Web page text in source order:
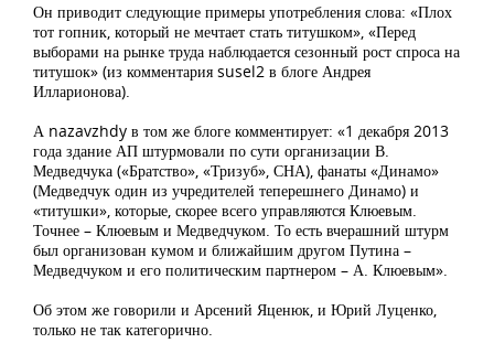
Он приводит следующие примеры употребления слова: «Плох
тот гопник, который не мечтает стать титушком», «Перед
выборами на рынке труда наблюдается сезонный рост спроса на
титушок» (из комментария susel2 в блоге Андрея
Илларионова).
А nazavzhdy в том же блоге комментирует: «1 декабря 2013
года здание АП штурмовали по сути организации В.
Медведчука («Братство», «Тризуб», СНА), фанаты «Динамо»
(Медведчук один из учредителей теперешнего Динамо) и
«титушки», которые, скорее всего управляются Клюевым.
Точнее – Клюевым и Медведчуком. То есть вчерашний штурм
был организован кумом и ближайшим другом Путина –
Медведчуком и его политическим партнером – А. Клюевым».
Об этом же говорили и Арсений Яценюк, и Юрий Луценко,
только не так категорично.